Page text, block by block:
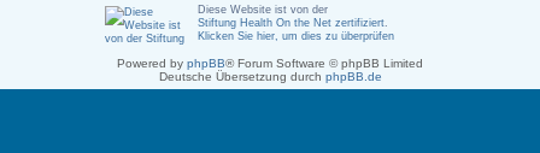
Diese Website ist von der
Stiftung Health On the Net zertifiziert
Klicken Sie hier, um dies zu überprüfen
Powered by phpBB® Forum Software © phpBB Limited
Deutsche Übersetzung durch phpBB.de